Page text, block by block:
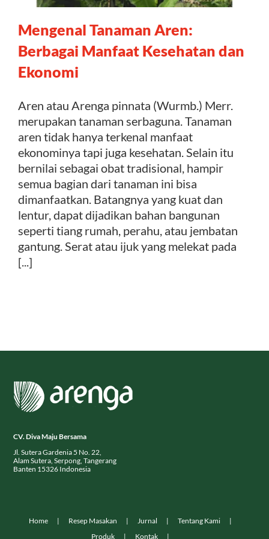
Kontak
Mengenal Tanaman Aren:
Berbagai Manfaat Kesehatan dan
Ekonomi
Aren atau Arenga pinnata (Wurmb.) Merr.
merupakan tanaman serbaguna. Tanaman
aren tidak hanya terkenal manfaat
ekonominya tapi juga kesehatan. Selain itu
bernilai sebagai obat tradisional, hampir
semua bagian dari tanaman ini bisa
dimanfaatkan. Batangnya yang kuat dan
lentur, dapat dijadikan bahan bangunan
seperti tiang rumah, perahu, atau jembatan
gantung. Serat atau ijuk yang melekat pada
[...]
CV. Diva Maju Bersama
Jl. Sutera Gardenia 5 No. 22,
Alam Sutera, Serpong, Tangerang
Banten 15326 Indonesia
Home Resep Masakan Jurnal
Tentang Kami
Produk
Kontak